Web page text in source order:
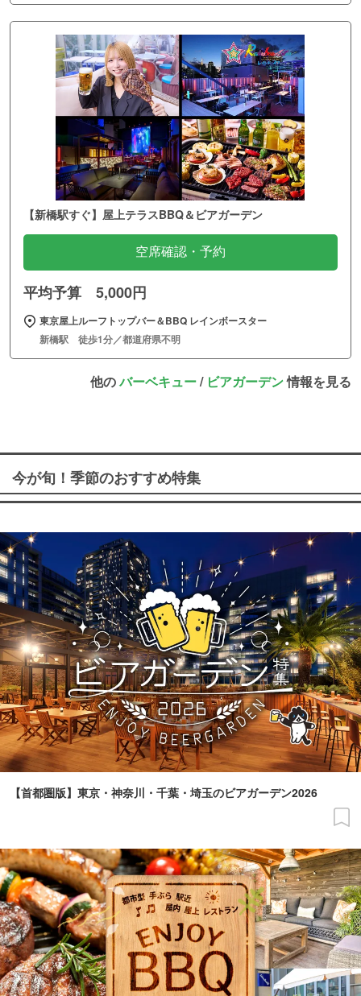
【新橋駅すぐ】屋上テラスBBQ＆ビアガーデン
空席確認・予約
平均予算 5,000円
東京屋上ルーフトップバー＆BBQ レインボースター
新橋駅 徒歩1分／都道府県不明
他のバーベキュー/ ビアガーデン情報を見る
今が旬！季節のおすすめ特集
【首都圏版】東京・神奈川・千葉・埼玉のビアガーデン2026